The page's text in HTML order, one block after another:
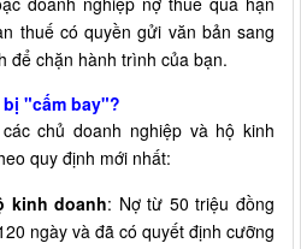
thuế có quyền gửi văn bản sang
để chặn hành trình của bạn.
"cấm bay"?
chủ doanh nghiệp và hộ kinh
quy định mới nhất:
kinh doanh: Nợ từ 50 triệu đồng
ngày và đã có quyết định cưỡng